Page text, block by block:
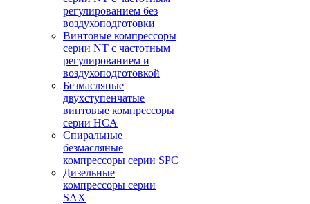
регулированием без
воздухоподготовки
Винтовые компрессоры
серии NT с частотным
регулированием и
воздухоподготовкой
Безмасляные
двухступенчатые
винтовые компрессоры
серии HCA
Спиральные
безмасляные
компрессоры серии SPC
Дизельные
компрессоры серии
SAX